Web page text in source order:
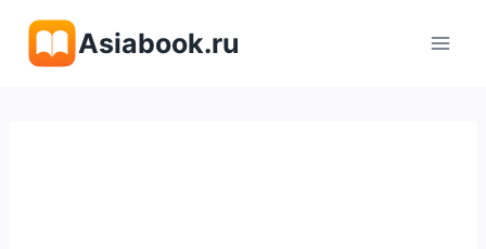
содержимому
Asiabook.ru